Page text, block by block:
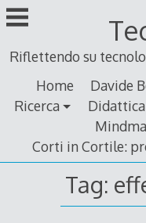
Skip
to
Riflettendo su
Home
Davide
Ricerca
Didattica
Corti in Cortile:
Tag: